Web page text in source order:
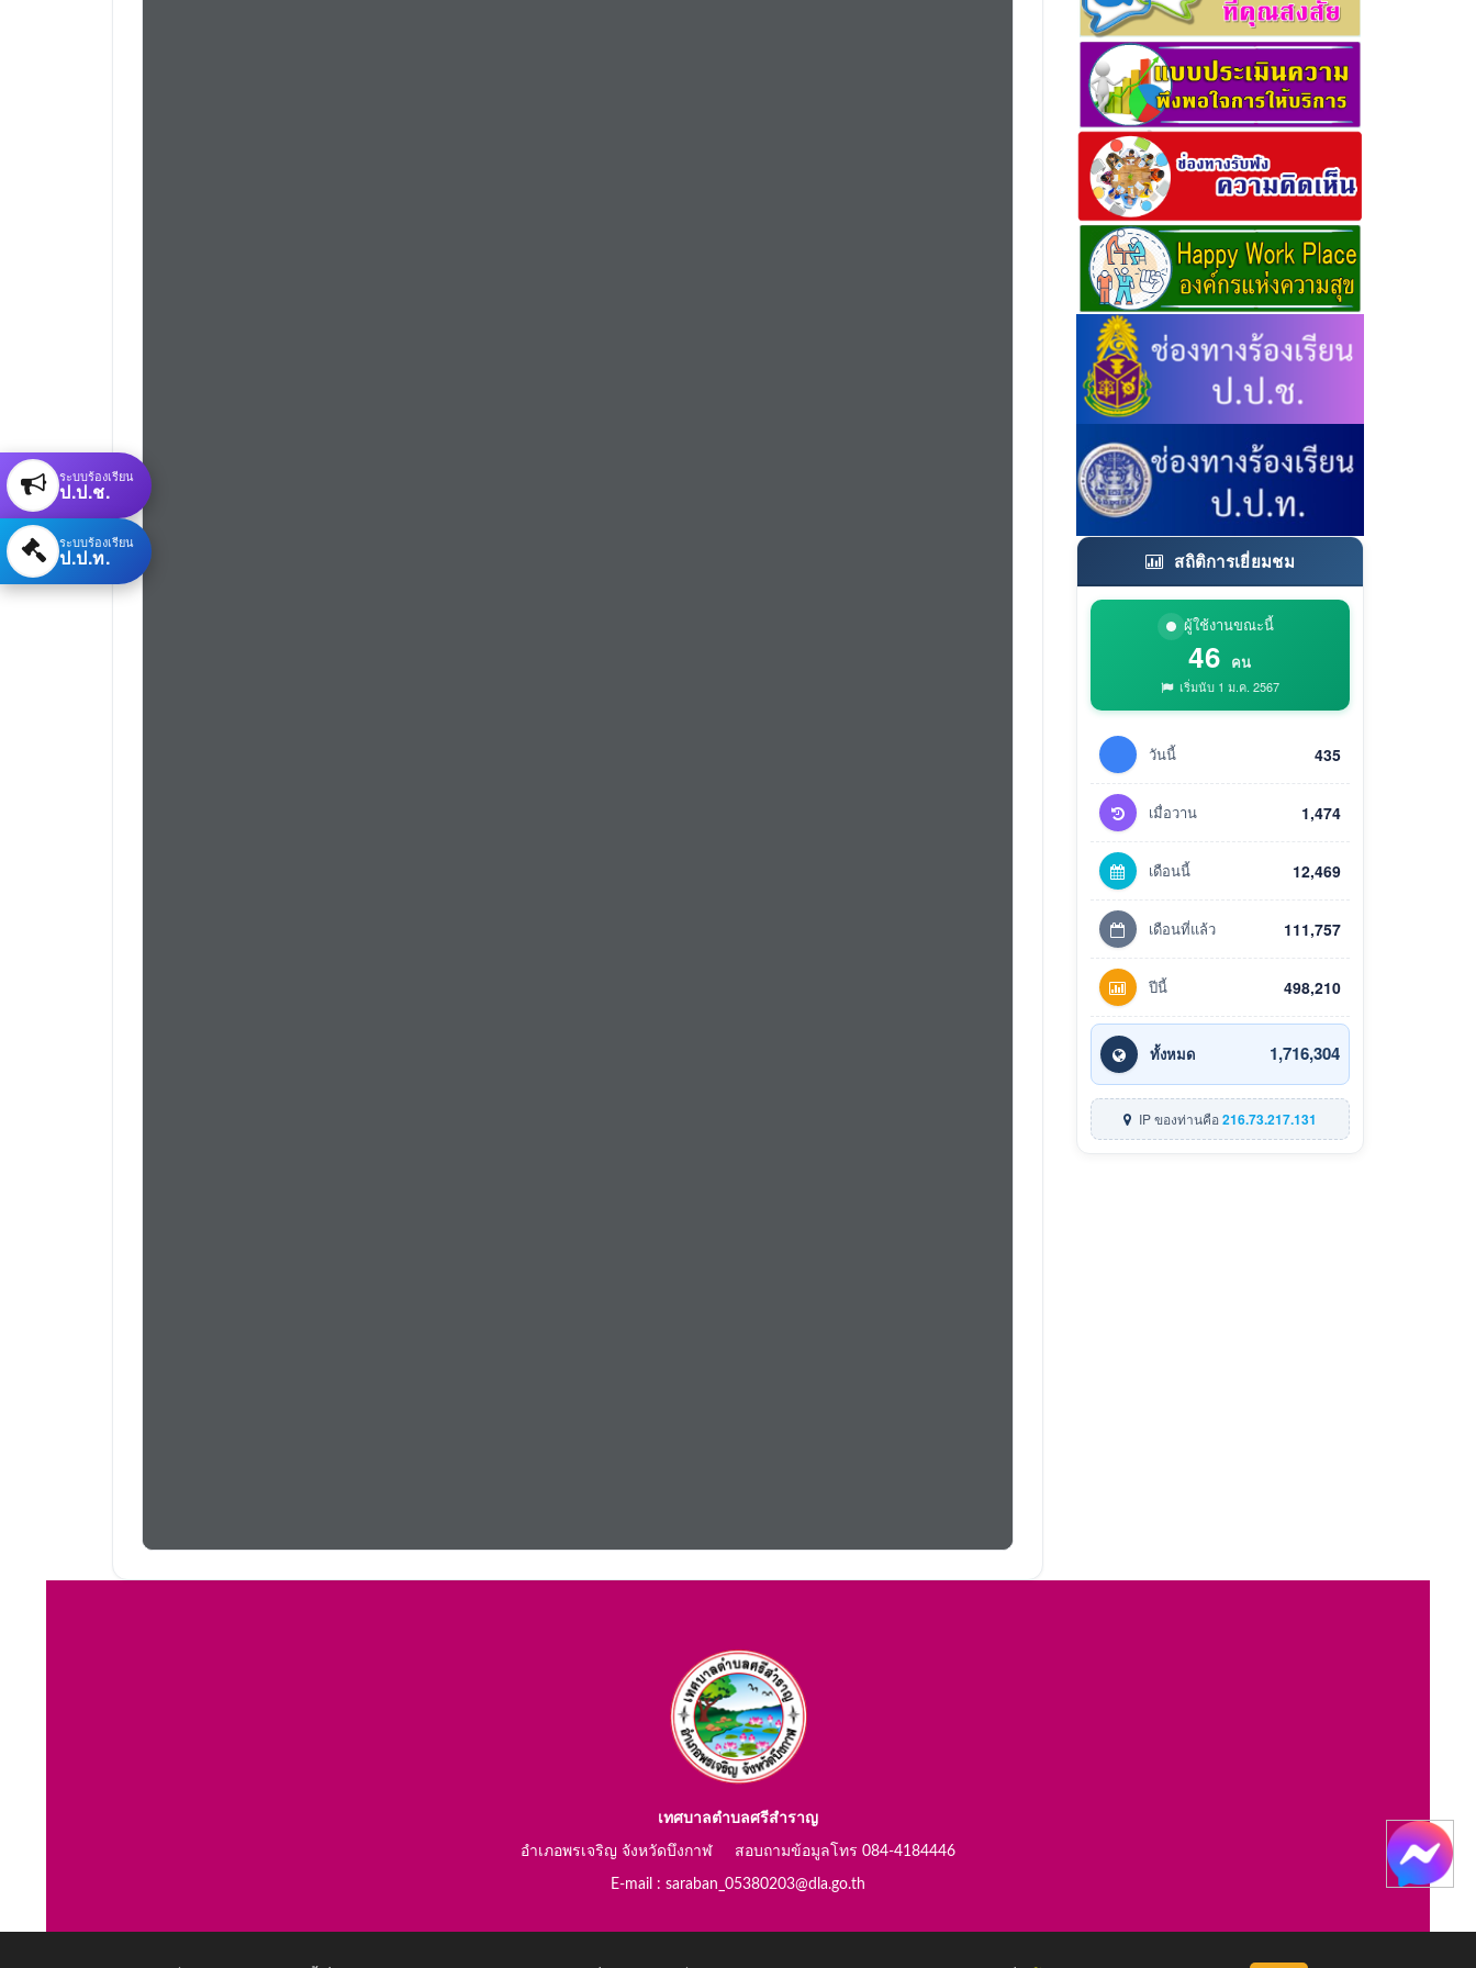
สถิติการเยี่ยมชม
ผู้ใช้งานขณะนี้
46 คน
เริ่มนับ 1 ม.ค. 2567
วันนี้ 435
เมื่อวาน 1,474
เดือนนี้ 12,469
เดือนที่แล้ว 111,757
ปีนี้ 498,210
ทั้งหมด 1,716,304
IP ของท่านคือ216.73.217.131
ระบบร้องเรียน
ป.ป.ช.
ระบบร้องเรียน
ป.ป.ท.
เทศบาลตำบลศรีสำราญ
อำเภอพรเจริญ จังหวัดบึงกาฬ สอบถามข้อมูลโทร 084-4184446
E-mail : saraban_05380203@dla.go.th